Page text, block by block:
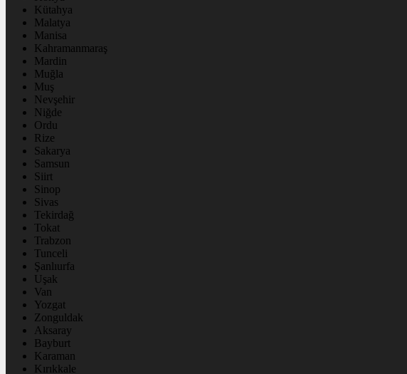
Kütahya
Malatya
Manisa
Kahramanmaraş
Mardin
Muğla
Muş
Nevşehir
Niğde
Ordu
Rize
Sakarya
Samsun
Siirt
Sinop
Sivas
Tekirdağ
Tokat
Trabzon
Tunceli
Şanlıurfa
Uşak
Van
Yozgat
Zonguldak
Aksaray
Bayburt
Karaman
Kırıkkale